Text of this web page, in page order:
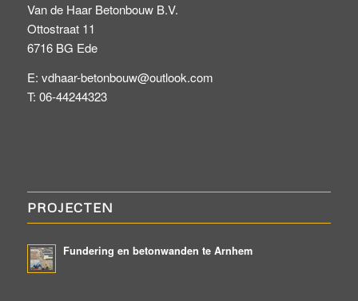
Van de Haar Betonbouw B.V.
Ottostraat 11
6716 BG Ede
E: vdhaar-betonbouw@outlook.com
T: 06-44244323
PROJECTEN
Fundering en betonwanden te Arnhem